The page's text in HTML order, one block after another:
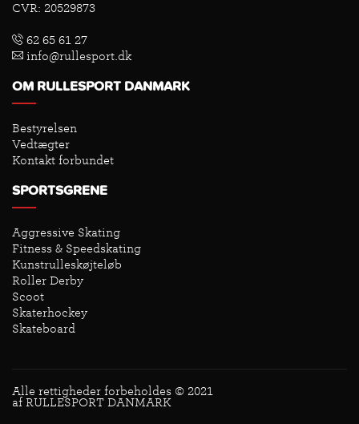
CVR: 20529873
62 65 61 27
info@rullesport.dk
OM RULLESPORT DANMARK
Bestyrelsen
Vedtægter
Kontakt forbundet
SPORTSGRENE
Aggressive Skating
Fitness & Speedskating
Kunstrulleskøjteløb
Roller Derby
Scoot
Skaterhockey
Skateboard
Alle rettigheder forbeholdes © 2021
af RULLESPORT DANMARK